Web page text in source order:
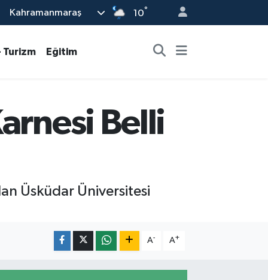
Kahramanmaraş 10°
Turizm Eğitim
Belli
Üsküdar Üniversitesi
A- A+